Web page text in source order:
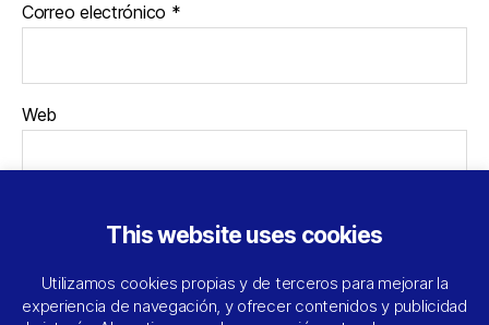
Correo electrónico *
Web
This website uses cookies
Utilizamos cookies propias y de terceros para mejorar la
experiencia de navegación, y ofrecer contenidos y publicidad